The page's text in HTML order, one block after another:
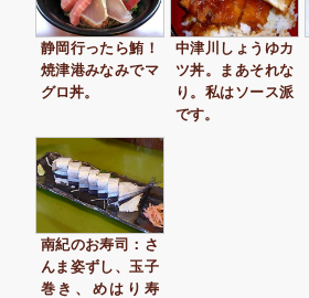
静岡行ったら鮪！
焼津港みなみでマ
グロ丼。
中津川しょうゆカ
ツ丼。まあそれな
り。私はソース派
です。
南紀のお寿司：さ
んま姿ずし、玉子
巻き、めはり寿